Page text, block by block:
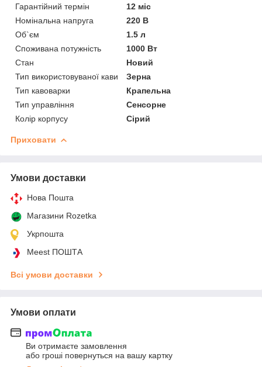
Гарантійний термін
12 міс
Номінальна напруга
220 В
Об`єм
1.5 л
Споживана потужність
1000 Вт
Стан
Новий
Тип використовуваної кави
Зерна
Тип кавоварки
Крапельна
Тип управління
Сенсорне
Колір корпусу
Сірий
Приховати
Умови доставки
Нова Пошта
Магазини Rozetka
Укрпошта
Meest ПОШТА
Всі умови доставки
Умови оплати
Ви отримаєте замовлення
або гроші повернуться на вашу картку